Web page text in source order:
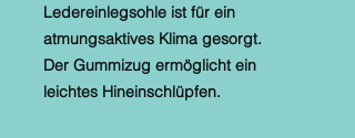
Ledereinlegsohle ist für ein
atmungsaktives Klima gesorgt.
Der Gummizug ermöglicht ein
leichtes Hineinschlüpfen.